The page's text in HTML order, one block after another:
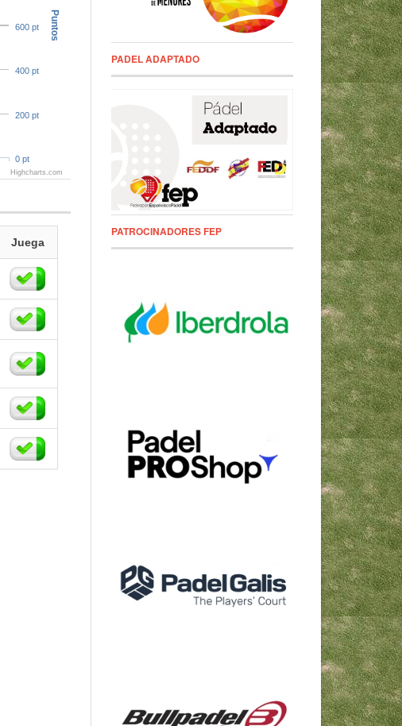
Puntos
0 pt
200 pt
400 pt
600 pt
Highcharts.com
Juega
PADEL ADAPTADO
PATROCINADORES FEP